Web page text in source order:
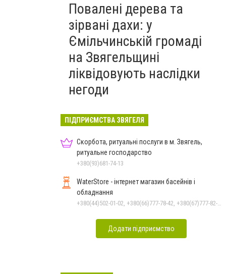
Повалені дерева та
зірвані дахи: у
Ємільчинській громаді
на Звягельщині
ліквідовують наслідки
негоди
ПІДПРИЄМСТВА ЗВЯГЕЛЯ
Скорбота, ритуальні послуги в м. Звягель,
ритуальне господарство
+380(93)681-74-13
WaterStore - інтернет магазин басейнів і
обладнання
+380(44)502-01-02, +380(66)777-78-42, +380(67)777-82-19, +380(67)890-80-80, +380(73)890-80-80, +380(44)502-01-03
Додати підприємство